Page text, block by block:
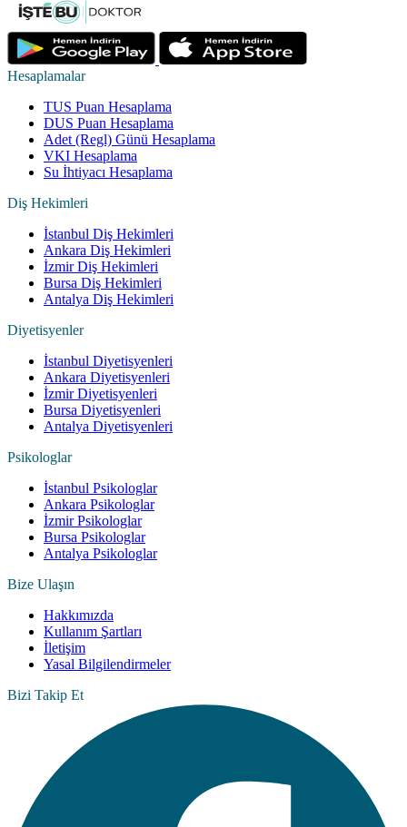
Hesaplamalar
TUS Puan Hesaplama
DUS Puan Hesaplama
Adet (Regl) Günü Hesaplama
VKI Hesaplama
Su İhtiyacı Hesaplama
Diş Hekimleri
İstanbul Diş Hekimleri
Ankara Diş Hekimleri
İzmir Diş Hekimleri
Bursa Diş Hekimleri
Antalya Diş Hekimleri
Diyetisyenler
İstanbul Diyetisyenleri
Ankara Diyetisyenleri
İzmir Diyetisyenleri
Bursa Diyetisyenleri
Antalya Diyetisyenleri
Psikologlar
İstanbul Psikologlar
Ankara Psikologlar
İzmir Psikologlar
Bursa Psikologlar
Antalya Psikologlar
Bize Ulaşın
Hakkımızda
Kullanım Şartları
İletişim
Yasal Bilgilendirmeler
Bizi Takip Et